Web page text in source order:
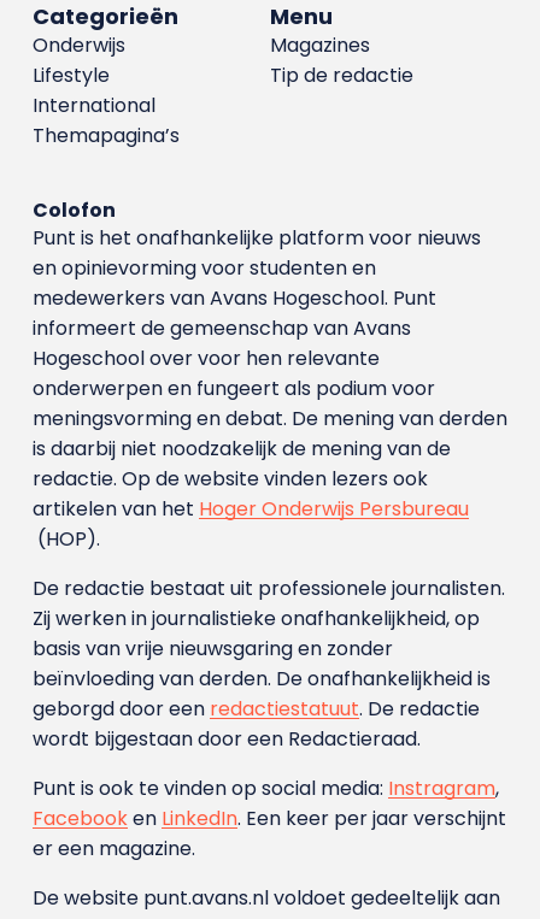
Menu
Magazines
Tip de redactie
Categorieën
Onderwijs
Lifestyle
International
Themapagina’s
Colofon
Punt is het onafhankelijke platform voor nieuws
en opinievorming voor studenten en
medewerkers van Avans Hoge­school. Punt
informeert de gemeenschap van Avans
Hogeschool over voor hen relevante
onderwerpen en fungeert als podium voor
meningsvorming en debat. De mening van derden
is daarbij niet noodzakelijk de mening van de
redactie. Op de website vinden lezers ook
artikelen van het Hoger Onderwijs Persbureau
(HOP).
De redactie bestaat uit professionele journalisten.
Zij werken in journalistieke onafhankelijkheid, op
basis van vrije nieuwsgaring en zonder
beïnvloeding van derden. De onafhankelijkheid is
geborgd door een redactiestatuut. De redactie
wordt bijgestaan door een Redactieraad.
Punt is ook te vinden op social media: Instragram,
Facebooken LinkedIn. Een keer per jaar verschijnt
er een magazine.
De website punt.avans.nl voldoet gedeeltelijk aan